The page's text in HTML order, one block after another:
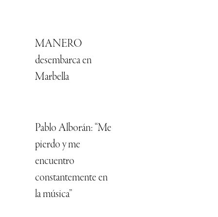
MANERO
desembarca en
Marbella
Pablo Alborán: “Me
pierdo y me
encuentro
constantemente en
la música”